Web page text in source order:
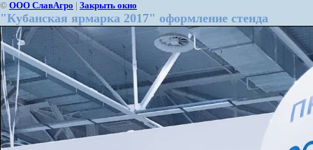
© ООО СлавАгро | Закрыть окно
"Кубанская ярмарка 2017" оформление стенда